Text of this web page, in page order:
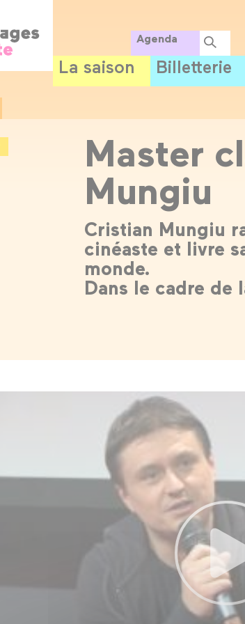
Agenda
La saison Billetterie
Master
Mungiu
Cristian Mungiu
cinéaste et livre
monde.
Dans le cadre de